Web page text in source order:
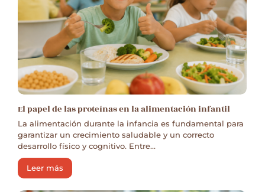
El papel de las proteínas en la alimentación infantil
La alimentación durante la infancia es fundamental para
garantizar un crecimiento saludable y un correcto
desarrollo físico y cognitivo. Entre...
Leer más